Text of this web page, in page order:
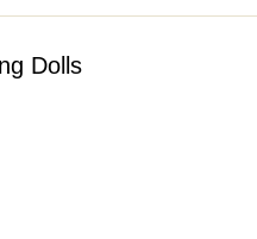
Dolls